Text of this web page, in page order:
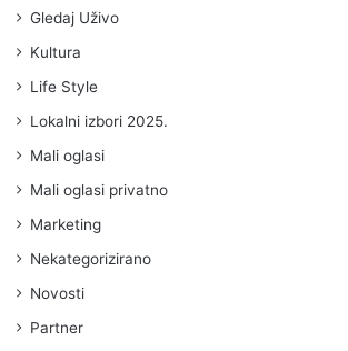
Gledaj Uživo
Kultura
Life Style
Lokalni izbori 2025.
Mali oglasi
Mali oglasi privatno
Marketing
Nekategorizirano
Novosti
Partner